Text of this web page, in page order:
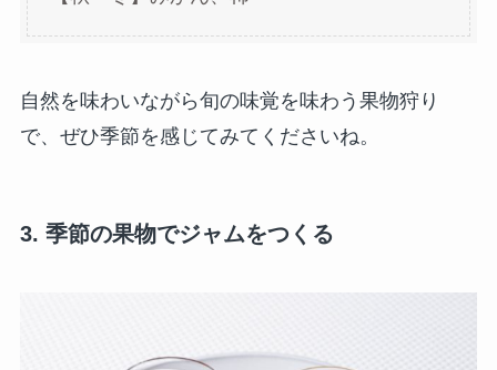
自然を味わいながら旬の味覚を味わう果物狩り
で、ぜひ季節を感じてみてくださいね。
3. 季節の果物でジャムをつくる